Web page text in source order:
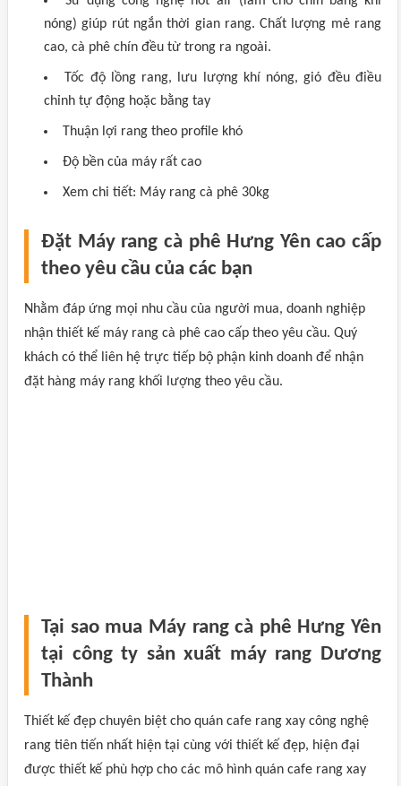
nóng) giúp rút ngắn thời gian rang. Chất lượng mẻ rang
cao, cà phê chín đều từ trong ra ngoài.
Tốc độ lồng rang, lưu lượng khí nóng, gió đều điều
chỉnh tự động hoặc bằng tay
Thuận lợi rang theo profile khó
Độ bền của máy rất cao
Xem chi tiết: Máy rang cà phê 30kg
Đặt Máy rang cà phê Hưng Yên cao cấp
theo yêu cầu của các bạn
Nhằm đáp ứng mọi nhu cầu của người mua, doanh nghiệp
nhận thiết kế máy rang cà phê cao cấp theo yêu cầu. Quý
khách có thể liên hệ trực tiếp bộ phận kinh doanh để nhận
đặt hàng máy rang khối lượng theo yêu cầu.
Tại sao mua Máy rang cà phê Hưng Yên
tại công ty sản xuất máy rang Dương
Thành
Thiết kế đẹp chuyên biệt cho quán cafe rang xay công nghệ
rang tiên tiến nhất hiện tại cùng với thiết kế đẹp, hiện đại
được thiết kế phù hợp cho các mô hình quán cafe rang xay